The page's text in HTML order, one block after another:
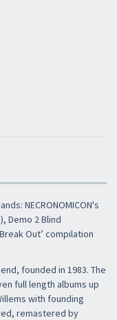
NECRONOMICON's
Demo 2 Blind
Out’ compilation
founded in 1983. The
full length albums up
with founding
remastered by